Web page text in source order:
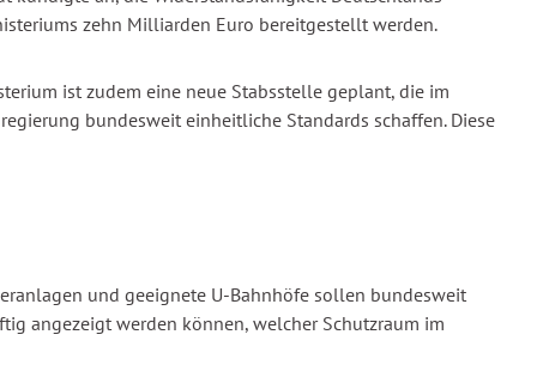
zehn Milliarden Euro bereitgestellt werden.
ist zudem eine neue Stabsstelle geplant, die im
bundesweit einheitliche Standards schaffen. Diese
und geeignete U-Bahnhöfe sollen bundesweit
angezeigt werden können, welcher Schutzraum im